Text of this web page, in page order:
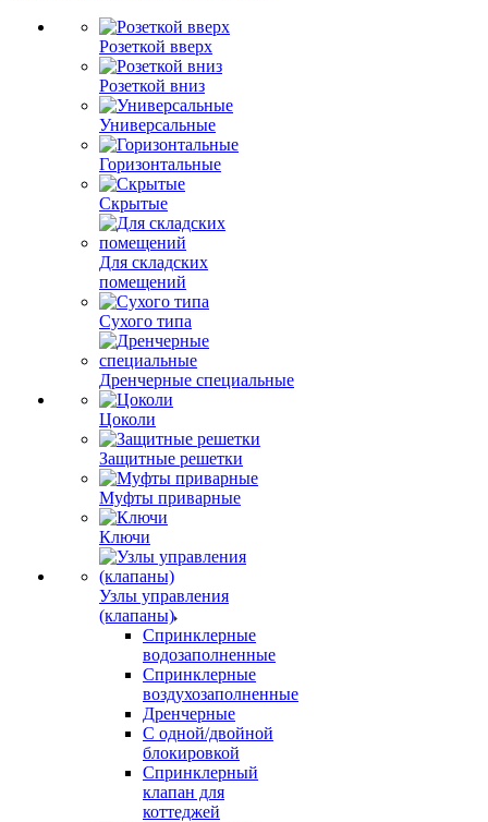
Розеткой вверх
Розеткой вниз
Универсальные
Горизонтальные
Скрытые
Для складских
помещений
Сухого типа
Дренчерные специальные
Цоколи
Защитные решетки
Муфты приварные
Ключи
Узлы управления
(клапаны)
Спринклерные
водозаполненные
Спринклерные
воздухозаполненные
Дренчерные
С одной/двойной
блокировкой
Спринклерный
клапан для
коттеджей